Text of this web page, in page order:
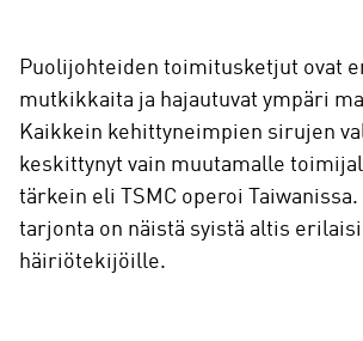
Puolijohteiden toimitusketjut ovat
mutkikkaita ja hajautuvat ympäri
Kaikkein kehittyneimpien sirujen
keskittynyt vain muutamalle
tärkein eli TSMC operoi
tarjonta on näistä syistä altis
häiriötekijöille.